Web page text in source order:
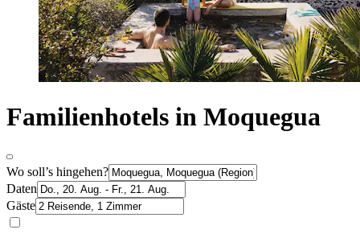
Familienhotels in Moquegua
Wo soll’s hingehen?
Daten
Gäste